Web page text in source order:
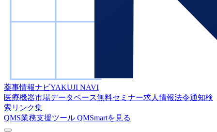
薬事情報ナビYAKUJI NAVI
医療機器市場データベース無料セミナー求人情報法令通知検
索 リンク集
QMS業務支援ツール QMSmartを見る